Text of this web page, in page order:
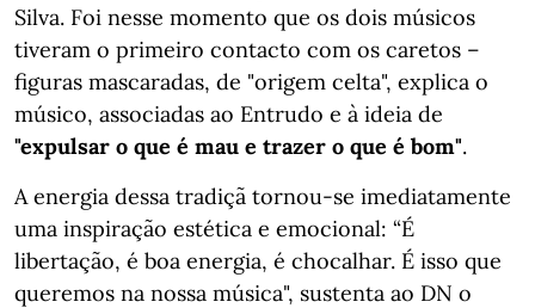
Silva. Foi nesse momento que os dois músicos
tiveram o primeiro contacto com os caretos –
figuras mascaradas, de "origem celta", explica o
músico, associadas ao Entrudo e à ideia de
"expulsar o que é mau e trazer o que é bom".
A energia dessa tradiçã tornou‑se imediatamente
uma inspiração estética e emocional: “É
libertação, é boa energia, é chocalhar. É isso que
queremos na nossa música", sustenta ao DN o